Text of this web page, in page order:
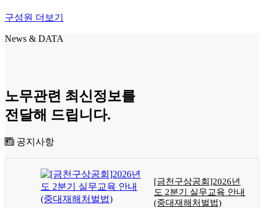
구성원 더보기
News & DATA
노무관련 최신정보를
전달해 드립니다.
공지사항
[금천구상공회]2026년
도 2분기 실무교육 안내
(중대재해처벌법)